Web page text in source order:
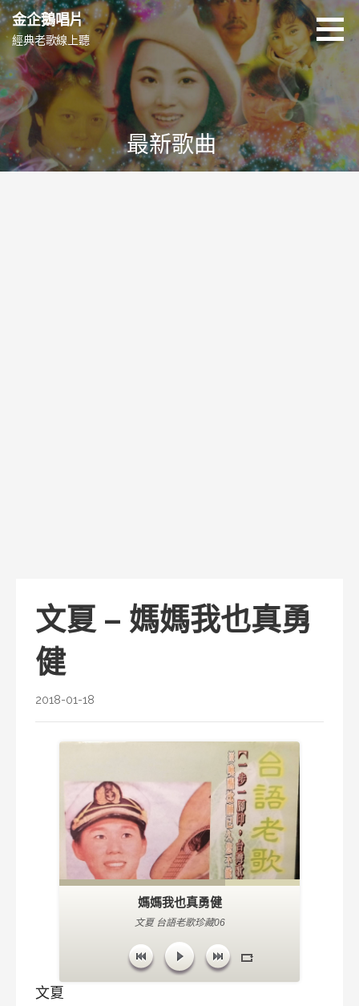
跳
至
主
要
內
容
金企鵝唱片
經典老歌線上聽
最新歌曲
文夏 – 媽媽我也真勇
健
2018-01-18
媽媽我也真勇健
文夏 台語老歌珍藏06
文夏